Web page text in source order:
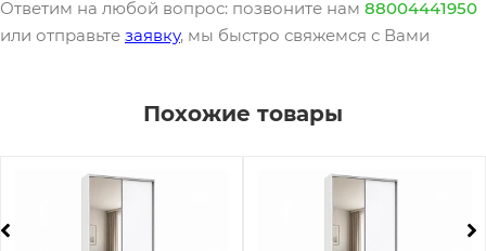
Ответим на любой вопрос: позвоните нам 88004441950
или отправьте заявку, мы быстро свяжемся с Вами
Похожие товары